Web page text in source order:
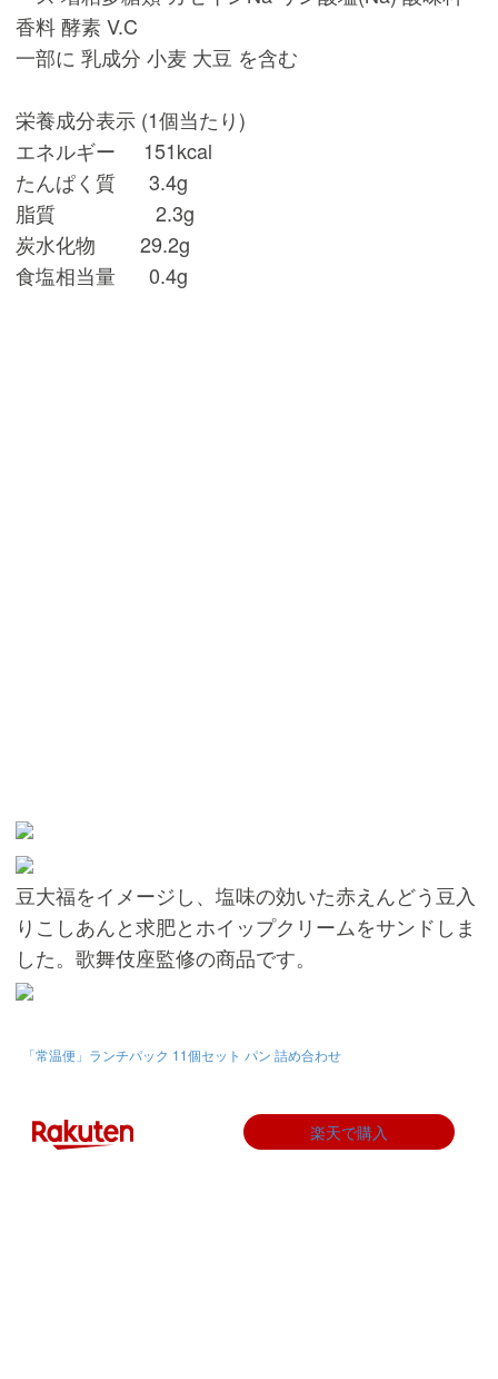
香料 酵素 V.C
一部に 乳成分 小麦 大豆 を含む
栄養成分表示 (1個当たり)
エネルギー 151kcal
たんぱく質 3.4g
脂質 2.3g
炭水化物 29.2g
食塩相当量 0.4g
豆大福をイメージし、塩味の効いた赤えんどう豆入
りこしあんと求肥とホイップクリームをサンドしま
した。歌舞伎座監修の商品です。
「常温便」ランチパック 11個セット パン 詰め合わせ
楽天で購入